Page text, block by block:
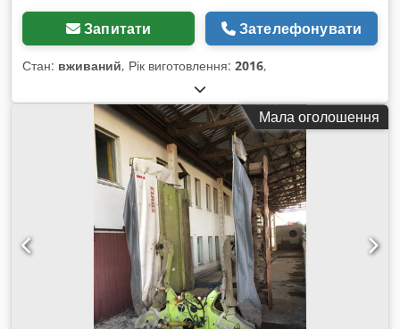
Запитати Зателефонувати
Стан: вживаний, Рік виготовлення: 2016,
Мала оголошення